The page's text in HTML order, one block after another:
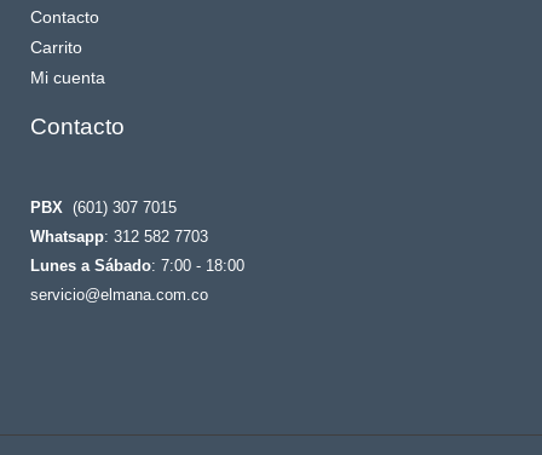
Contacto
Carrito
Mi cuenta
Contacto
PBX (601) 307 7015
Whatsapp: 312 582 7703
Lunes a Sábado: 7:00 - 18:00
servicio@elmana.com.co